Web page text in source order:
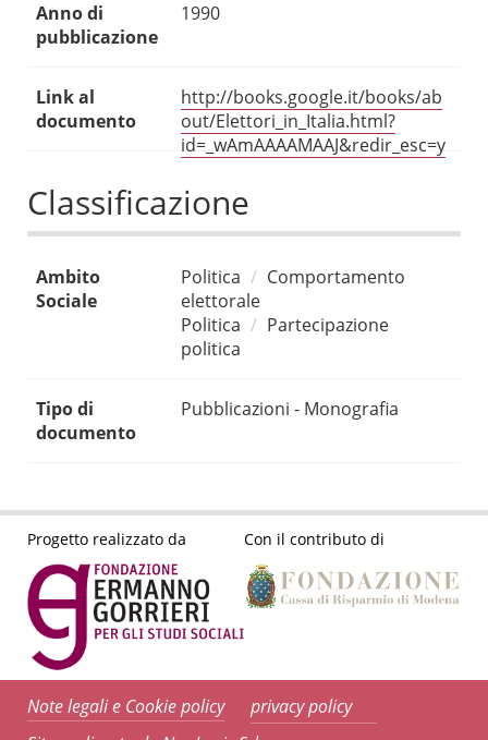
Anno di
pubblicazione
1990
Link al
documento
http://books.google.it/books/ab
out/Elettori_in_Italia.html?
id=_wAmAAAAMAAJ&redir_esc=y
Classificazione
Ambito
Sociale
Politica
Comportamento
elettorale
Politica
Partecipazione
politica
Tipo di
documento
Pubblicazioni - Monografia
Progetto realizzato da Con il contributo di
Note legali e Cookie policy
privacy policy